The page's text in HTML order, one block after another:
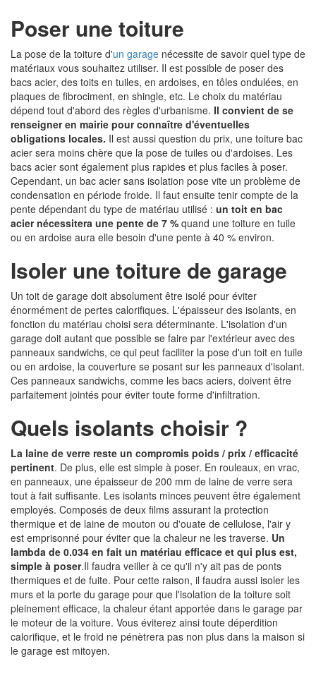
Poser une toiture
La pose de la toiture d'un garage nécessite de savoir quel type de
matériaux vous souhaitez utiliser. Il est possible de poser des
bacs acier, des toits en tuiles, en ardoises, en tôles ondulées, en
plaques de fibrociment, en shingle, etc. Le choix du matériau
dépend tout d'abord des règles d'urbanisme. Il convient de se
renseigner en mairie pour connaître d'éventuelles
obligations locales. Il est aussi question du prix, une toiture bac
acier sera moins chère que la pose de tuiles ou d'ardoises. Les
bacs acier sont également plus rapides et plus faciles à poser.
Cependant, un bac acier sans isolation pose vite un problème de
condensation en période froide. Il faut ensuite tenir compte de la
pente dépendant du type de matériau utilisé : un toit en bac
acier nécessitera une pente de 7 % quand une toiture en tuile
ou en ardoise aura elle besoin d'une pente à 40 % environ.
Isoler une toiture de garage
Un toit de garage doit absolument être isolé pour éviter
énormément de pertes calorifiques. L'épaisseur des isolants, en
fonction du matériau choisi sera déterminante. L'isolation d'un
garage doit autant que possible se faire par l'extérieur avec des
panneaux sandwichs, ce qui peut faciliter la pose d'un toit en tuile
ou en ardoise, la couverture se posant sur les panneaux d'isolant.
Ces panneaux sandwichs, comme les bacs aciers, doivent être
parfaitement jointés pour éviter toute forme d'infiltration.
Quels isolants choisir ?
La laine de verre reste un compromis poids / prix / efficacité
pertinent. De plus, elle est simple à poser. En rouleaux, en vrac,
en panneaux, une épaisseur de 200 mm de laine de verre sera
tout à fait suffisante. Les isolants minces peuvent être également
employés. Composés de deux films assurant la protection
thermique et de laine de mouton ou d'ouate de cellulose, l'air y
est emprisonné pour éviter que la chaleur ne les traverse. Un
lambda de 0.034 en fait un matériau efficace et qui plus est,
simple à poser.Il faudra veiller à ce qu'il n'y ait pas de ponts
thermiques et de fuite. Pour cette raison, il faudra aussi isoler les
murs et la porte du garage pour que l'isolation de la toiture soit
pleinement efficace, la chaleur étant apportée dans le garage par
le moteur de la voiture. Vous éviterez ainsi toute déperdition
calorifique, et le froid ne pénètrera pas non plus dans la maison si
le garage est mitoyen.